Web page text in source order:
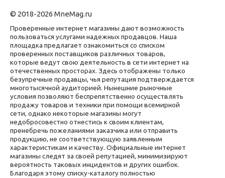
© 2018-2026 MneMag.ru
Проверенные интернет магазины дают возможность
пользоваться услугами надежных продавцов. Наша
площадка предлагает ознакомиться со списком
проверенных поставщиков различных товаров,
которые ведут свою деятельность в сети интернет на
отечественных просторах. Здесь отображены только
безупречные продавцы, чья репутация подтверждается
многотысячной аудиторией. Нынешние рыночные
условия позволяют беспрепятственно осуществлять
продажу товаров и техники при помощи всемирной
сети, однако некоторые магазины могут
недобросовестно отнестись к своим клиентам,
пренебречь пожеланиями заказчика или отправить
продукцию, не соответствующую заявленным
характеристикам и качеству. Официальные интернет
магазины следят за своей репутацией, минимизируют
вероятность таковых инцидентов и других ошибок.
Благодаря этому списку-каталогу полностью